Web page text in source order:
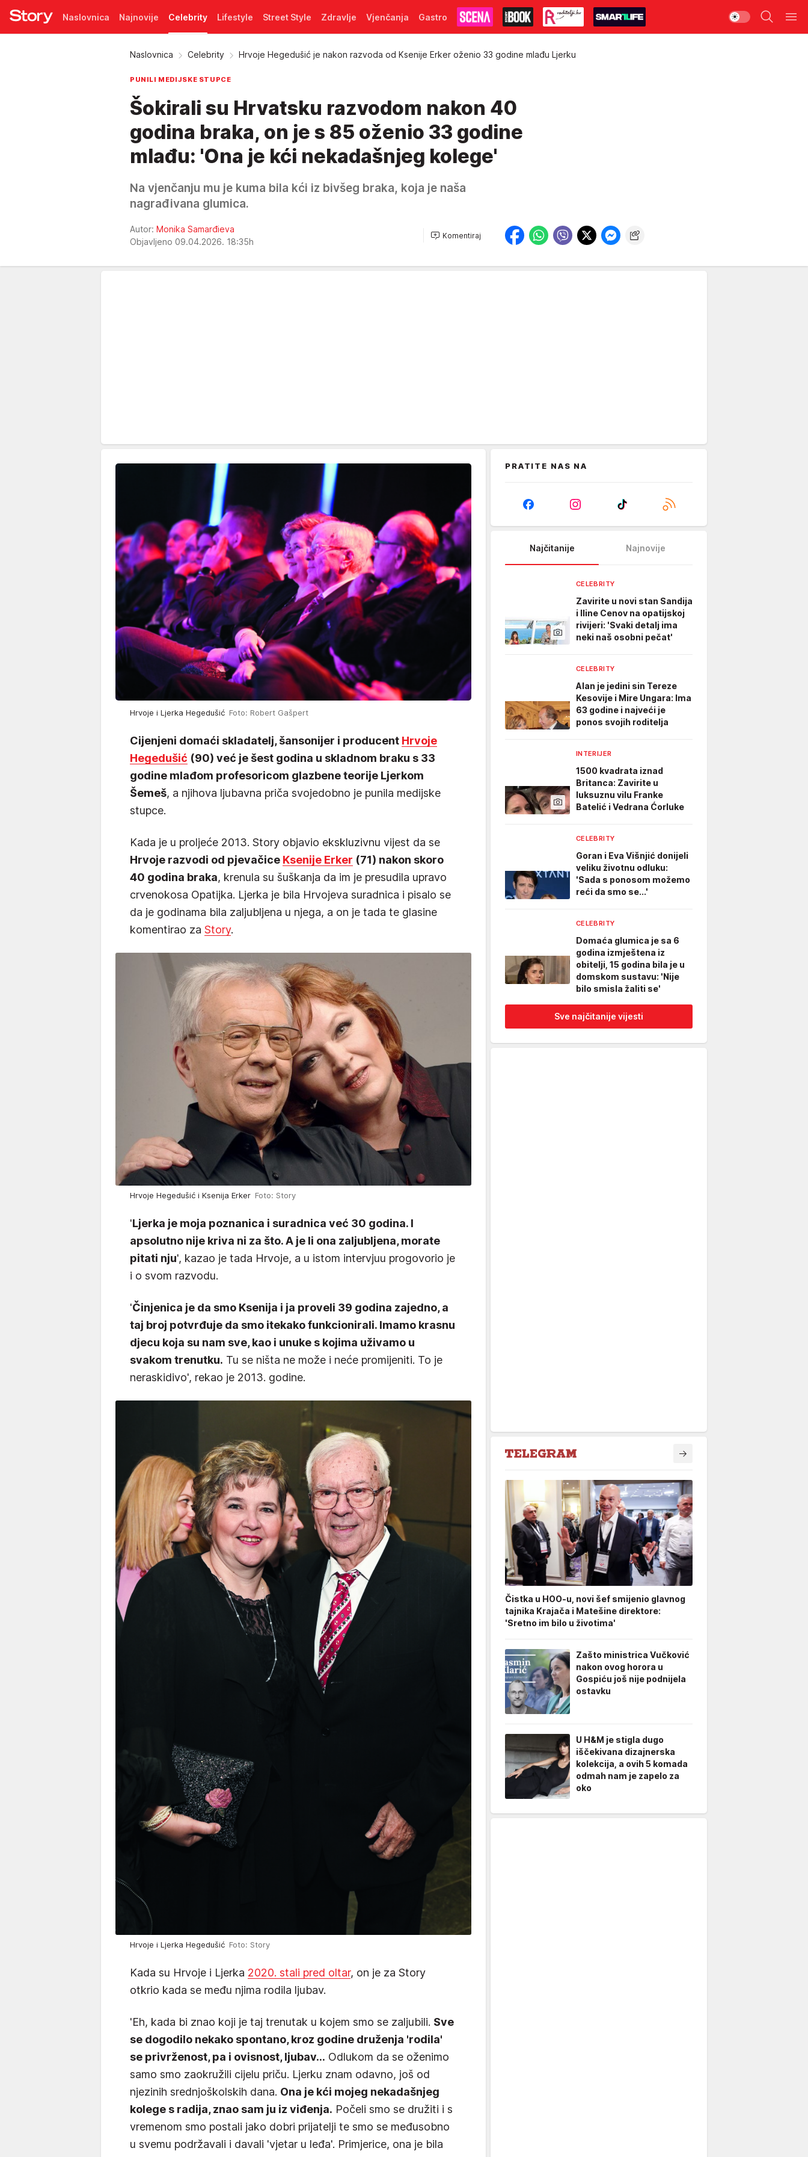
Naslovnica Najnovije Celebrity Lifestyle Street Style Zdravlje Vjenčanja Gastro
Naslovnica Celebrity Hrvoje Hegedušić je nakon razvoda od Ksenije Erker oženio 33 godine mlađu Ljerku
PUNILI MEDIJSKE STUPCE
Šokirali su Hrvatsku razvodom nakon 40
godina braka, on je s 85 oženio 33 godine
mlađu: 'Ona je kći nekadašnjeg kolege'
Na vjenčanju mu je kuma bila kći iz bivšeg braka, koja je naša
nagrađivana glumica.
Autor: Monika Samarđieva
Objavljeno 09.04.2026. 18:35h
Komentiraj
Hrvoje i Ljerka Hegedušić Foto: Robert Gašpert
Cijenjeni domaći skladatelj, šansonijer i producent Hrvoje
Hegedušić (90) već je šest godina u skladnom braku s 33
godine mlađom profesoricom glazbene teorije Ljerkom
Šemeš, a njihova ljubavna priča svojedobno je punila medijske
stupce.
Kada je u proljeće 2013. Story objavio ekskluzivnu vijest da se
Hrvoje razvodi od pjevačice Ksenije Erker (71) nakon skoro
40 godina braka, krenula su šuškanja da im je presudila upravo
crvenokosa Opatijka. Ljerka je bila Hrvojeva suradnica i pisalo se
da je godinama bila zaljubljena u njega, a on je tada te glasine
komentirao za Story.
Hrvoje Hegedušić i Ksenija Erker Foto: Story
'Ljerka je moja poznanica i suradnica već 30 godina. I
apsolutno nije kriva ni za što. A je li ona zaljubljena, morate
pitati nju', kazao je tada Hrvoje, a u istom intervjuu progovorio je
i o svom razvodu.
'Činjenica je da smo Ksenija i ja proveli 39 godina zajedno, a
taj broj potvrđuje da smo itekako funkcionirali. Imamo krasnu
djecu koja su nam sve, kao i unuke s kojima uživamo u
svakom trenutku. Tu se ništa ne može i neće promijeniti. To je
neraskidivo', rekao je 2013. godine.
Hrvoje i Ljerka Hegedušić Foto: Story
Kada su Hrvoje i Ljerka 2020. stali pred oltar, on je za Story
otkrio kada se među njima rodila ljubav.
'Eh, kada bi znao koji je taj trenutak u kojem smo se zaljubili. Sve
se dogodilo nekako spontano, kroz godine druženja 'rodila'
se privrženost, pa i ovisnost, ljubav... Odlukom da se oženimo
samo smo zaokružili cijelu priču. Ljerku znam odavno, još od
njezinih srednjoškolskih dana. Ona je kći mojeg nekadašnjeg
kolege s radija, znao sam ju iz viđenja. Počeli smo se družiti i s
vremenom smo postali jako dobri prijatelji te smo se međusobno
u svemu podržavali i davali 'vjetar u leđa'. Primjerice, ona je bila
PRATITE NAS NA
Najčitanije Najnovije
CELEBRITY
Zavirite u novi stan Sandija
i Iline Cenov na opatijskoj
rivijeri: 'Svaki detalj ima
neki naš osobni pečat'
CELEBRITY
Alan je jedini sin Tereze
Kesovije i Mire Ungara: Ima
63 godine i najveći je
ponos svojih roditelja
INTERIJER
1500 kvadrata iznad
Britanca: Zavirite u
luksuznu vilu Franke
Batelić i Vedrana Ćorluke
CELEBRITY
Goran i Eva Višnjić donijeli
veliku životnu odluku:
'Sada s ponosom možemo
reći da smo se...'
CELEBRITY
Domaća glumica je sa 6
godina izmještena iz
obitelji, 15 godina bila je u
domskom sustavu: 'Nije
bilo smisla žaliti se'
Sve najčitanije vijesti
Čistka u HOO-u, novi šef smijenio glavnog
tajnika Krajača i Matešine direktore:
'Sretno im bilo u životima'
Zašto ministrica Vučković
nakon ovog horora u
Gospiću još nije podnijela
ostavku
U H&M je stigla dugo
iščekivana dizajnerska
kolekcija, a ovih 5 komada
odmah nam je zapelo za
oko